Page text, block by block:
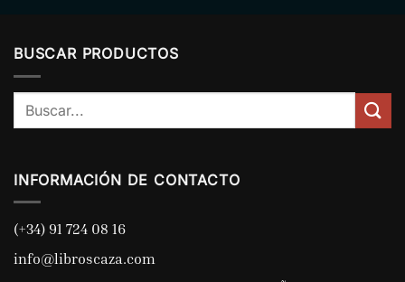
BUSCAR PRODUCTOS
Buscar
INFORMACIÓN DE CONTACTO
(+34) 91 724 08 16
info@libroscaza.com